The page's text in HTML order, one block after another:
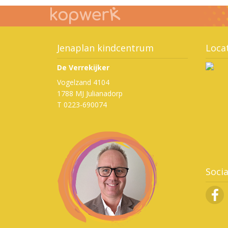
Jenaplan kindcentrum
De Verrekijker
Vogelzand 4104
1788 MJ Julianadorp
T 0223-690074